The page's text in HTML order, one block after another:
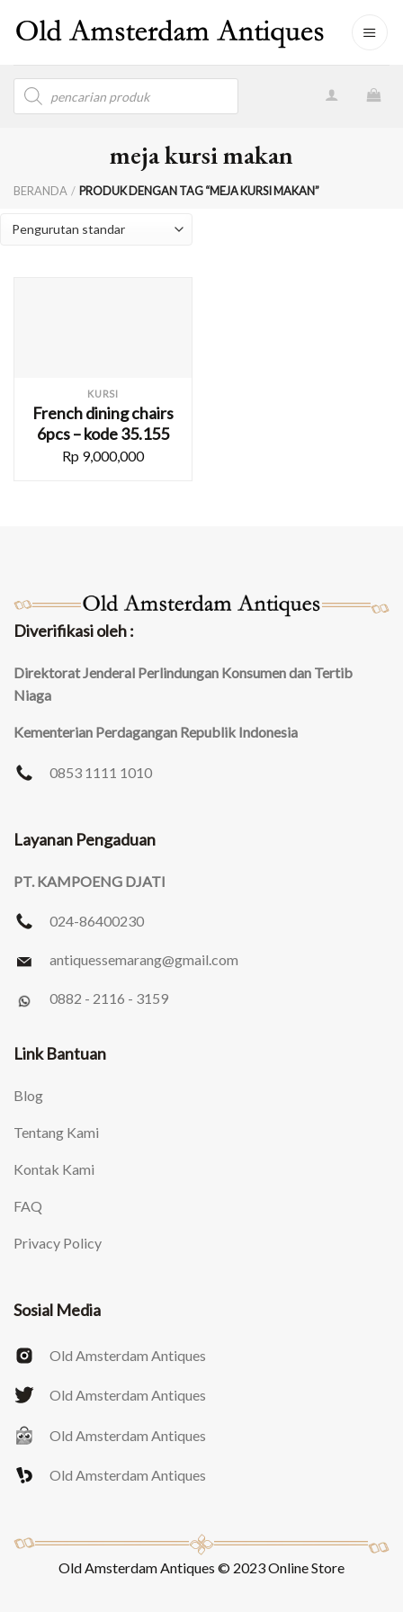
Products
search
meja kursi makan
BERANDA / PRODUK DENGAN TAG “MEJA KURSI MAKAN”
KURSI
French dining chairs
6pcs – kode 35.155
Rp 9,000,000
Diverifikasi oleh :
Direktorat Jenderal Perlindungan Konsumen dan Tertib
Niaga
Kementerian Perdagangan Republik Indonesia
0853 1111 1010
Layanan Pengaduan
PT. KAMPOENG DJATI
024-86400230
antiquessemarang@gmail.com
0882 - 2116 - 3159
Link Bantuan
Blog
Tentang Kami
Kontak Kami
FAQ
Privacy Policy
Sosial Media
Old Amsterdam Antiques
Old Amsterdam Antiques
Old Amsterdam Antiques
Old Amsterdam Antiques
Old Amsterdam Antiques © 2023 Online Store